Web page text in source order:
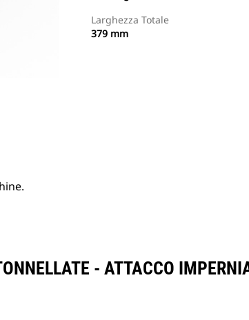
Larghezza Totale
379 mm
- ATTACCO